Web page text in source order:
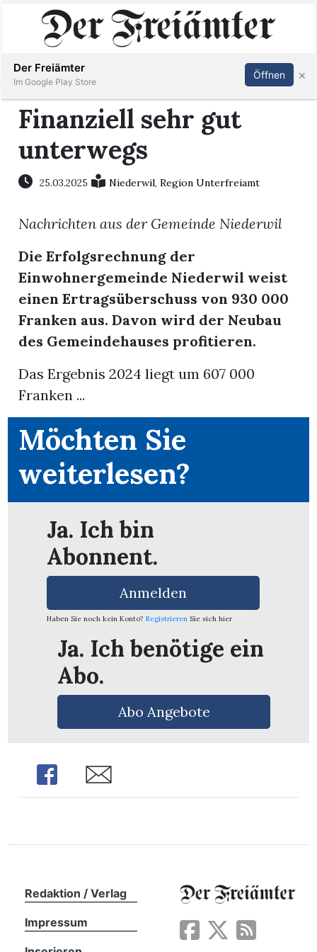
Immobilien
Veranstaltungen
Stellen
E-
Paper
Newsletter
Inserieren Abonnieren Anmelden
Finanziell sehr gut
unterwegs
25.03.2025 Niederwil,Region Unterfreiamt
Nachrichten aus der Gemeinde Niederwil
Die Erfolgsrechnung der
Einwohnergemeinde Niederwil weist
einen Ertragsüberschuss von 930 000
Franken aus. Davon wird der Neubau
des Gemeindehauses profitieren.
Das Ergebnis 2024 liegt um 607 000
Franken ...
Möchten Sie
weiterlesen?
Ja. Ich bin
Abonnent.
Anmelden
Haben Sie noch kein Konto? Registrieren Sie sich hier
Ja. Ich benötige ein
Abo.
Abo Angebote
Share Share
Redaktion / Verlag
Impressum
Der Freiämter
Im Google Play Store
Öffnen ×